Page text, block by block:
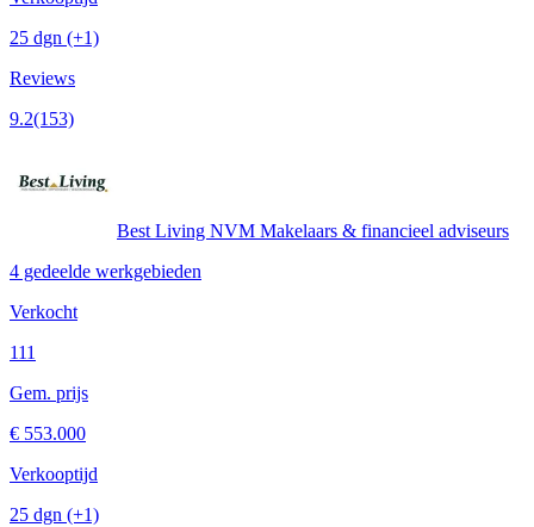
25 dgn (+1)
Reviews
9.2(153)
Best Living NVM Makelaars & financieel adviseurs
4 gedeelde werkgebieden
Verkocht
111
Gem. prijs
€ 553.000
Verkooptijd
25 dgn (+1)